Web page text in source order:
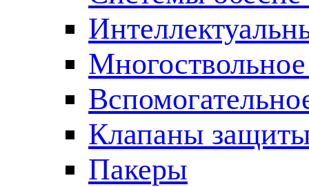
Клапаны
Пакеры